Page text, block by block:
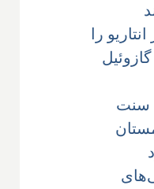
را
بنزین کانادا یک هفته‌ای ۲۰ سنت